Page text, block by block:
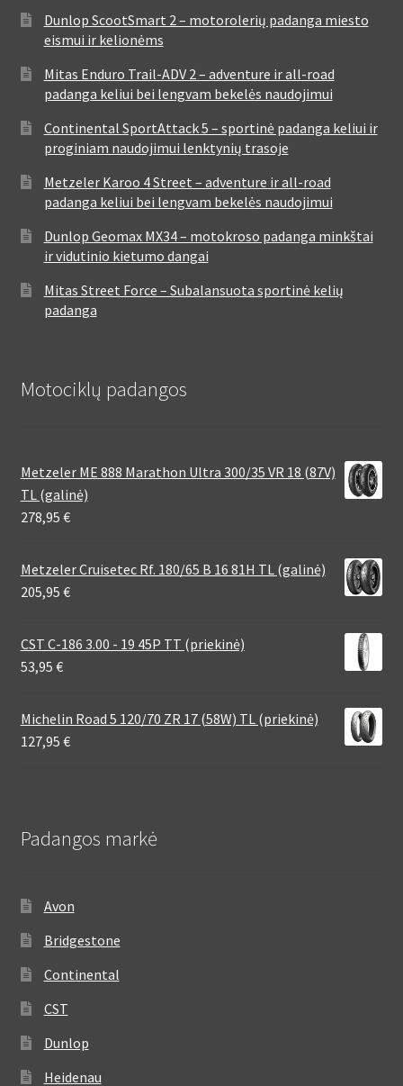
Dunlop ScootSmart 2 – motorolerių padanga miesto
eismui ir kelionėms
Mitas Enduro Trail-ADV 2 – adventure ir all-road
padanga keliui bei lengvam bekelės naudojimui
Continental SportAttack 5 – sportinė padanga keliui ir
proginiam naudojimui lenktynių trasoje
Metzeler Karoo 4 Street – adventure ir all-road
padanga keliui bei lengvam bekelės naudojimui
Dunlop Geomax MX34 – motokroso padanga minkštai
ir vidutinio kietumo dangai
Mitas Street Force – Subalansuota sportinė kelių
padanga
Motociklų padangos
Metzeler ME 888 Marathon Ultra 300/35 VR 18 (87V)
TL (galinė)
278,95 €
Metzeler Cruisetec Rf. 180/65 B 16 81H TL (galinė)
205,95 €
CST C-186 3.00 - 19 45P TT (priekinė)
53,95 €
Michelin Road 5 120/70 ZR 17 (58W) TL (priekinė)
127,95 €
Padangos markė
Avon
Bridgestone
Continental
CST
Dunlop
Heidenau